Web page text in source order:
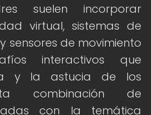
suelen incorporar
virtual, sistemas de
sensores de movimiento
interactivos que
y la astucia de los
combinación de
con la temática